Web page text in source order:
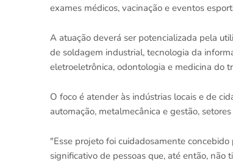
exames médicos, vacinação e eventos
A atuação deverá ser potencializada pela
de soldagem industrial, tecnologia da
eletroeletrônica, odontologia e medicina do
O foco é atender às indústrias locais e de
automação, metalmecânica e gestão,
"Esse projeto foi cuidadosamente
significativo de pessoas que, até então, não